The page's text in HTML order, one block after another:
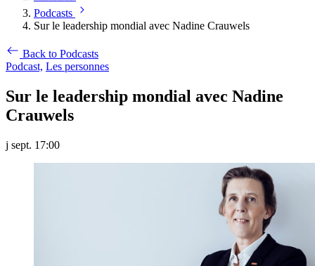
Podcasts
Sur le leadership mondial avec Nadine Crauwels
Back to Podcasts
Podcast, Les personnes
Sur le leadership mondial avec Nadine
Crauwels
j sept. 17:00